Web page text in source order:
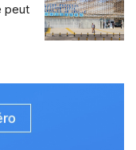
peut